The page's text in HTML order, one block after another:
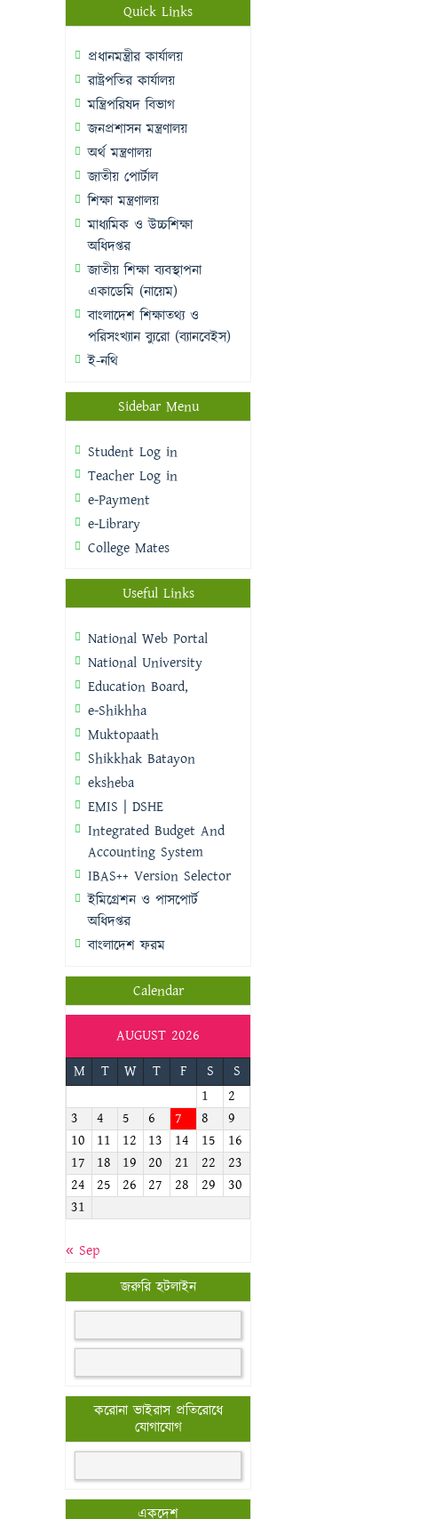
Quick Links
প্রধানমন্ত্রীর কার্যালয়
রাষ্ট্রপতির কার্যালয়
মন্ত্রিপরিষদ বিভাগ
জনপ্রশাসন মন্ত্রণালয়
অর্থ মন্ত্রণালয়
জাতীয় পোর্টাল
শিক্ষা মন্ত্রণালয়
মাধ্যমিক ও উচ্চশিক্ষা
অধিদপ্তর
জাতীয় শিক্ষা ব্যবস্থাপনা
একাডেমি (নায়েম)
বাংলাদেশ শিক্ষাতথ্য ও
পরিসংখ্যান ব্যুরো (ব্যানবেইস)
ই-নথি
Sidebar Menu
Student Log in
Teacher Log in
e-Payment
e-Library
College Mates
Useful Links
National Web Portal
National University
Education Board,
e-Shikhha
Muktopaath
Shikkhak Batayon
eksheba
EMIS | DSHE
Integrated Budget And
Accounting System
IBAS++ Version Selector
ইমিগ্রেশন ও পাসপোর্ট
অধিদপ্তর
বাংলাদেশ ফরম
Calendar
AUGUST 2026
M
T W T F S
S
1
2
3
4 5 6 7 8
9
10
11 12 13 14 15
16
17
18 19 20 21 22
23
24
25 26 27 28 29
30
31
« Sep
জরুরি হটলাইন
করোনা ভাইরাস প্রতিরোধে
যোগাযোগ
একদেশ